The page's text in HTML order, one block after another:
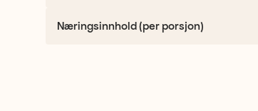
Næringsinnhold (per porsjon)